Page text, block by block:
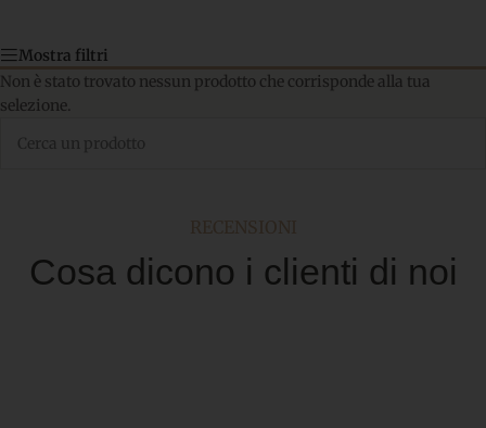
Mostra filtri
Non è stato trovato nessun prodotto che corrisponde alla tua
selezione.
Cosa dicono i clienti di noi